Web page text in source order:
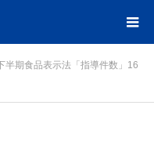
半期食品表示法「指導件数」16